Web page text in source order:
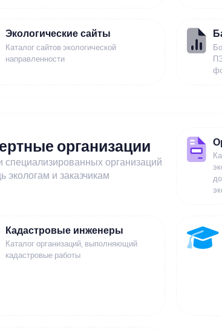
Экологические сайты
Каталог сайтов экологической
направленности
организации
специализированных организаций
экологам и заказчикам
Кадастровые инженеры
Каталог организаций, выполняющий
кадастровые работы